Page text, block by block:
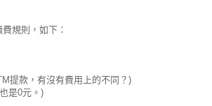
規則，如下：
提款，有沒有費用上的不同？)
是0元。)